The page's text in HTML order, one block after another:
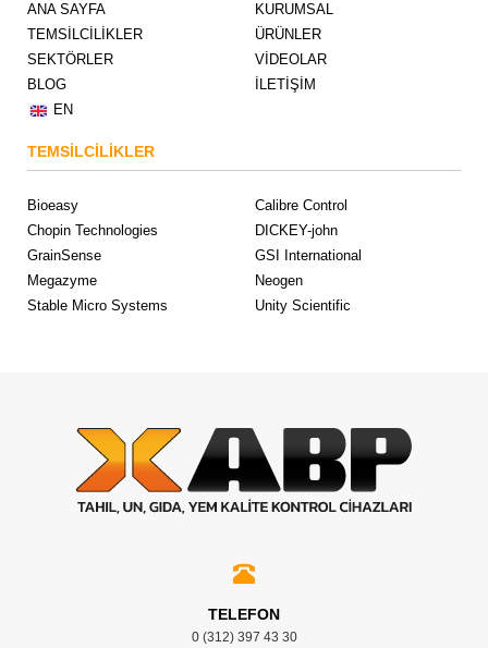
ANA SAYFA
KURUMSAL
TEMSİLCİLİKLER
ÜRÜNLER
SEKTÖRLER
VİDEOLAR
BLOG
İLETİŞİM
EN
TEMSİLCİLİKLER
Bioeasy
Calibre Control
Chopin Technologies
DICKEY-john
GrainSense
GSI International
Megazyme
Neogen
Stable Micro Systems
Unity Scientific
TELEFON
0 (312) 397 43 30